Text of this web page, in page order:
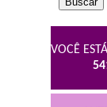
VOCÊ